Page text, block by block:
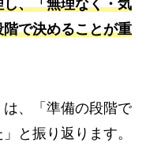
し、「無理なく・気
で決めることが重
、「準備の段階で
と振り返ります。